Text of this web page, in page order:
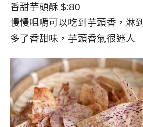
香甜芋頭酥 $:80
慢慢咀嚼可以吃到芋頭香，淋
多了香甜味，芋頭香氣很迷人